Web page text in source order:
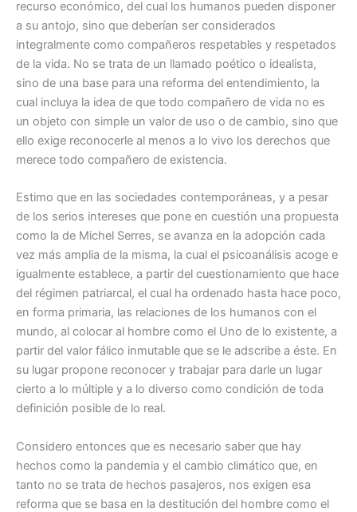
recurso económico, del cual los humanos pueden disponer
a su antojo, sino que deberían ser considerados
integralmente como compañeros respetables y respetados
de la vida. No se trata de un llamado poético o idealista,
sino de una base para una reforma del entendimiento, la
cual incluya la idea de que todo compañero de vida no es
un objeto con simple un valor de uso o de cambio, sino que
ello exige reconocerle al menos a lo vivo los derechos que
merece todo compañero de existencia.
Estimo que en las sociedades contemporáneas, y a pesar
de los serios intereses que pone en cuestión una propuesta
como la de Michel Serres, se avanza en la adopción cada
vez más amplia de la misma, la cual el psicoanálisis acoge e
igualmente establece, a partir del cuestionamiento que hace
del régimen patriarcal, el cual ha ordenado hasta hace poco,
en forma primaria, las relaciones de los humanos con el
mundo, al colocar al hombre como el Uno de lo existente, a
partir del valor fálico inmutable que se le adscribe a éste. En
su lugar propone reconocer y trabajar para darle un lugar
cierto a lo múltiple y a lo diverso como condición de toda
definición posible de lo real.
Considero entonces que es necesario saber que hay
hechos como la pandemia y el cambio climático que, en
tanto no se trata de hechos pasajeros, nos exigen esa
reforma que se basa en la destitución del hombre como el